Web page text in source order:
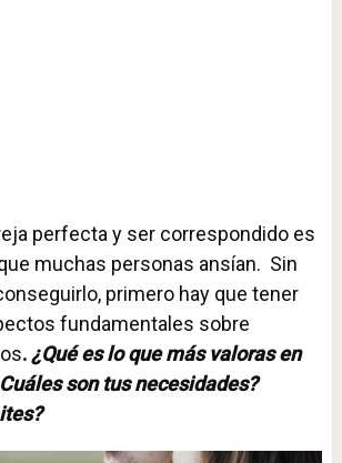
perfecta y ser correspondido es
muchas personas ansían. Sin
primero hay que tener
fundamentales sobre
. ¿Qué es lo que más valoras en
son tus necesidades?